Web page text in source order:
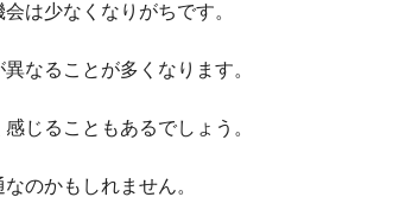
は少なくなりがちです。
なることが多くなります。
じることもあるでしょう。
のかもしれません。